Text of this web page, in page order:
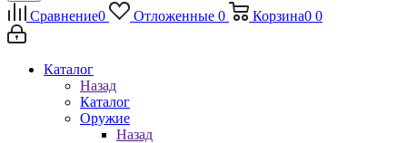
Сравнение0 Отложенные 0 Корзина0 0
Каталог
Назад
Каталог
Оружие
Назад